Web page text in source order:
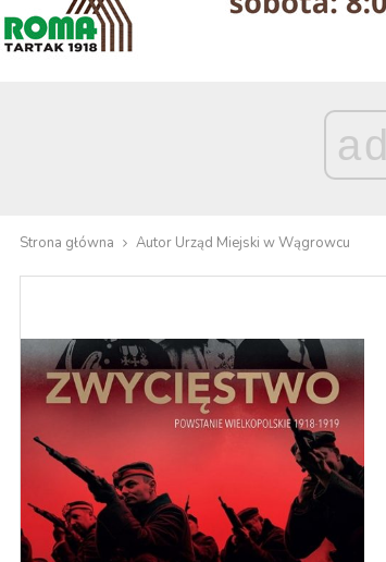
ad
Strona główna Autor Urząd Miejski w Wągrowcu